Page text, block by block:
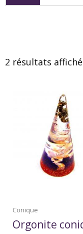
2 résultats
Conique
Orgonite